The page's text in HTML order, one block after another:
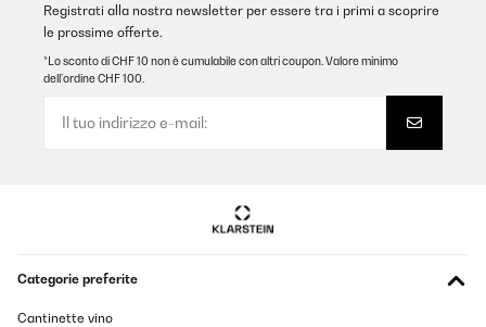
Registrati alla nostra newsletter per essere tra i primi a scoprire
le prossime offerte.
*Lo sconto di CHF 10 non è cumulabile con altri coupon. Valore minimo
dell’ordine CHF 100.
Categorie preferite
Cantinette vino